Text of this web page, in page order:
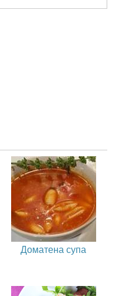
Доматена супа